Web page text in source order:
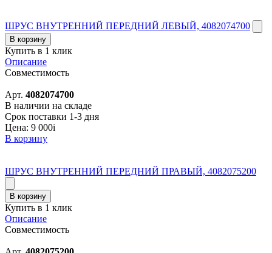
ШРУС ВНУТРЕННИЙ ПЕРЕДНИЙ ЛЕВЫЙ, 4082074700
В корзину
Купить в 1 клик
Описание
Совместимость
Арт. 4082074700
В наличии на складе
Срок поставки 1-3 дня
Цена: 9 000i
В корзину
ШРУС ВНУТРЕННИЙ ПЕРЕДНИЙ ПРАВЫЙ, 4082075200
В корзину
Купить в 1 клик
Описание
Совместимость